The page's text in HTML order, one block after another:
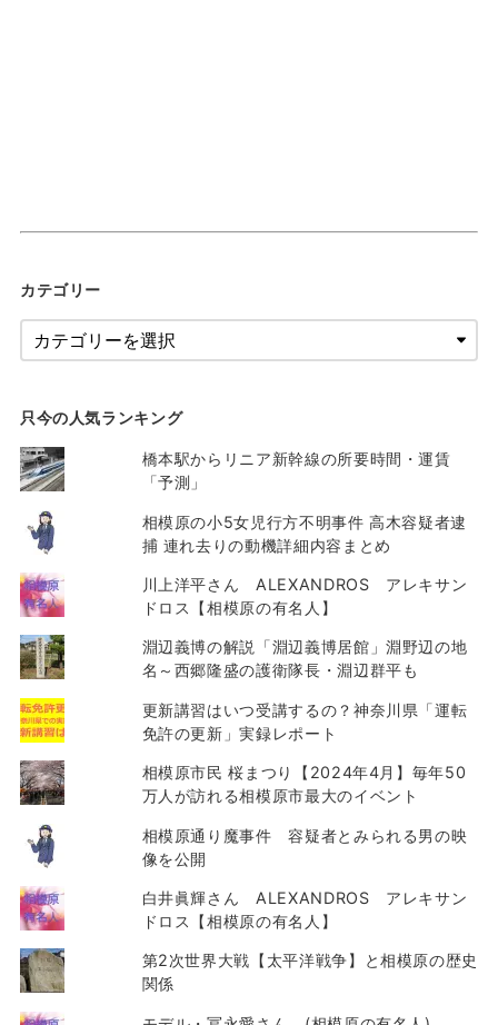
カテゴリー
只今の人気ランキング
橋本駅からリニア新幹線の所要時間・運賃
「予測」
相模原の小5女児行方不明事件 高木容疑者逮
捕 連れ去りの動機詳細内容まとめ
川上洋平さん ALEXANDROS アレキサン
ドロス【相模原の有名人】
淵辺義博の解説「淵辺義博居館」淵野辺の地
名～西郷隆盛の護衛隊長・淵辺群平も
更新講習はいつ受講するの？神奈川県「運転
免許の更新」実録レポート
相模原市民 桜まつり【2024年4月】毎年50
万人が訪れる相模原市最大のイベント
相模原通り魔事件 容疑者とみられる男の映
像を公開
白井眞輝さん ALEXANDROS アレキサン
ドロス【相模原の有名人】
第2次世界大戦【太平洋戦争】と相模原の歴史
関係